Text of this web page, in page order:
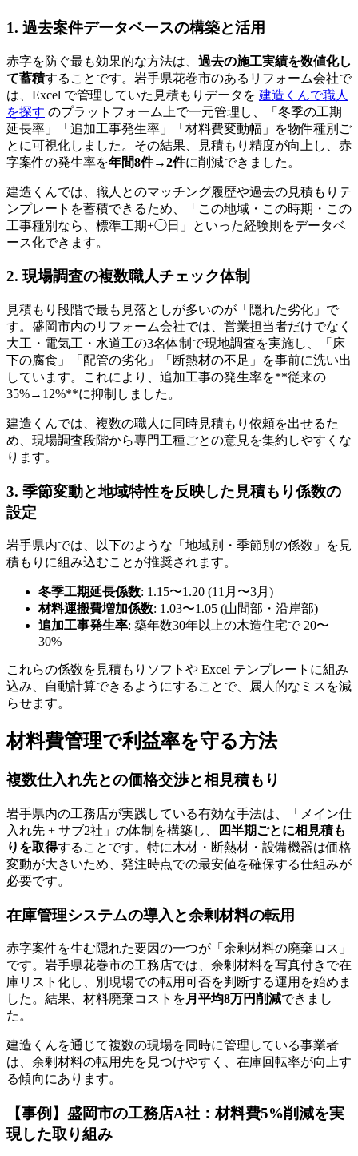
1. 過去案件データベースの構築と活用
赤字を防ぐ最も効果的な方法は、 過去の施工実績を数値化し
て蓄積することです。岩手県花巻市のあるリフォーム会社で
は、Excel で管理していた見積もりデータを 建造くんで職人
を探す のプラットフォーム上で一元管理し、「冬季の工期
延長率」「追加工事発生率」「材料費変動幅」を物件種別ご
とに可視化しました。その結果、見積もり精度が向上し、赤
字案件の発生率を年間8件→2件に削減できました。
建造くんでは、職人とのマッチング履歴や過去の見積もりテ
ンプレートを蓄積できるため、「この地域・この時期・この
工事種別なら、標準工期+◯日」といった経験則をデータベ
ース化できます。
2. 現場調査の複数職人チェック体制
見積もり段階で最も見落としが多いのが「隠れた劣化」で
す。盛岡市内のリフォーム会社では、営業担当者だけでなく
大工・電気工・水道工の3名体制で現地調査を実施し、「床
下の腐食」「配管の劣化」「断熱材の不足」を事前に洗い出
しています。これにより、追加工事の発生率を**従来の
35%→12%**に抑制しました。
建造くんでは、複数の職人に同時見積もり依頼を出せるた
め、現場調査段階から専門工種ごとの意見を集約しやすくな
ります。
3. 季節変動と地域特性を反映した見積もり係数の
設定
岩手県内では、以下のような「地域別・季節別の係数」を見
積もりに組み込むことが推奨されます。
冬季工期延長係数: 1.15〜1.20 (11月〜3月)
材料運搬費増加係数: 1.03〜1.05 (山間部・沿岸部)
追加工事発生率: 築年数30年以上の木造住宅で 20〜
30%
これらの係数を見積もりソフトや Excel テンプレートに組み
込み、自動計算できるようにすることで、属人的なミスを減
らせます。
材料費管理で利益率を守る方法
複数仕入れ先との価格交渉と相見積もり
岩手県内の工務店が実践している有効な手法は、「メイン仕
入れ先 + サブ2社」の体制を構築し、
四半期ごとに相見積も
りを取得することです。特に木材・断熱材・設備機器は価格
変動が大きいため、発注時点での最安値を確保する仕組みが
必要です。
在庫管理システムの導入と余剰材料の転用
赤字案件を生む隠れた要因の一つが「余剰材料の廃棄ロス」
です。岩手県花巻市の工務店では、余剰材料を写真付きで在
庫リスト化し、別現場での転用可否を判断する運用を始めま
した。結果、材料廃棄コストを月平均8万円削減できまし
た。
建造くんを通じて複数の現場を同時に管理している事業者
は、余剰材料の転用先を見つけやすく、在庫回転率が向上す
る傾向にあります。
【事例】盛岡市の工務店A社：材料費5%削減を実
現した取り組み